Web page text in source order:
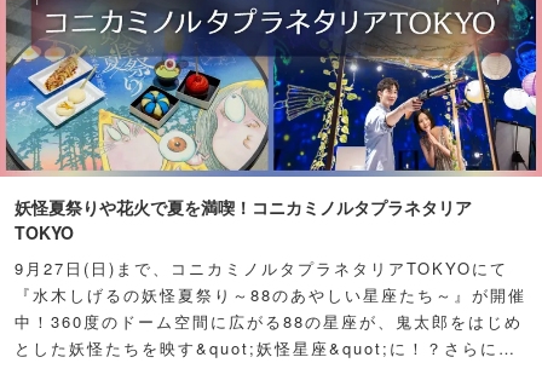
妖怪夏祭りや花火で夏を満喫！コニカミノルタプラネタリア
TOKYO
9月27日(日)まで、コニカミノルタプラネタリアTOKYOにて
『水木しげるの妖怪夏祭り～88のあやしい星座たち～』が開催
中！360度のドーム空間に広がる88の星座が、鬼太郎をはじめ
とした妖怪たちを映す&quot;妖怪星座&quot;に！？さらに例